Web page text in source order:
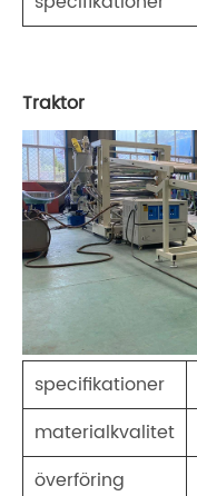
Traktor
specifikationer
materialkvalitet
överföring